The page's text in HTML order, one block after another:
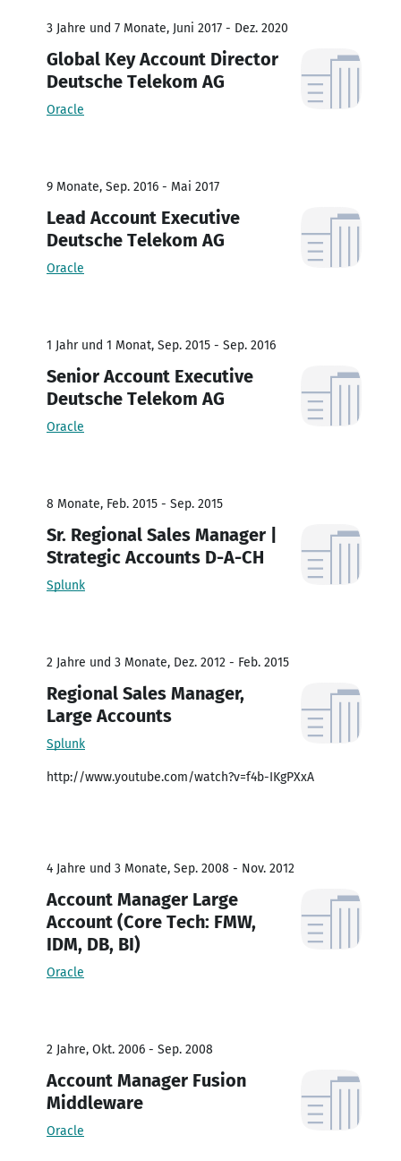
3 Jahre und 7 Monate, Juni 2017 - Dez. 2020
Global Key Account Director
Deutsche Telekom AG
Oracle
9 Monate, Sep. 2016 - Mai 2017
Lead Account Executive
Deutsche Telekom AG
Oracle
1 Jahr und 1 Monat, Sep. 2015 - Sep. 2016
Senior Account Executive
Deutsche Telekom AG
Oracle
8 Monate, Feb. 2015 - Sep. 2015
Sr. Regional Sales Manager |
Strategic Accounts D-A-CH
Splunk
2 Jahre und 3 Monate, Dez. 2012 - Feb. 2015
Regional Sales Manager,
Large Accounts
Splunk
http://www.youtube.com/watch?v=f4b-IKgPXxA
4 Jahre und 3 Monate, Sep. 2008 - Nov. 2012
Account Manager Large
Account (Core Tech: FMW,
IDM, DB, BI)
Oracle
2 Jahre, Okt. 2006 - Sep. 2008
Account Manager Fusion
Middleware
Oracle